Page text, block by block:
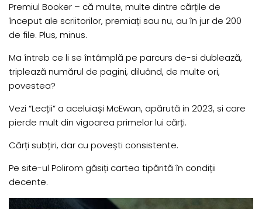
Premiul Booker – că multe, multe dintre cărțile de
început ale scriitorilor, premiați sau nu, au în jur de 200
de file. Plus, minus.
Ma întreb ce li se întâmplă pe parcurs de-si dublează,
triplează numărul de pagini, diluând, de multe ori,
povestea?
Vezi “Lecții” a aceluiași McEwan, apărută in 2023, si care
pierde mult din vigoarea primelor lui cărți.
Cărți subțiri, dar cu povești consistente.
Pe site-ul Polirom găsiți cartea tipărită în condiții
decente.